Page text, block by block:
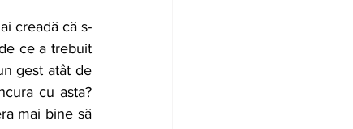
ce a trebuit
gest atât de
cu asta?
mai bine să